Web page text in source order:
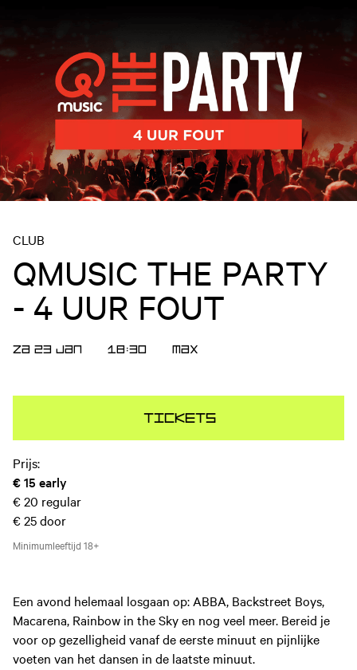
CLUB
QMUSIC THE PARTY
- 4 UUR FOUT
ZA 23 JAN 18:30 MAX
Tickets
Prijs:
€ 15 early
€ 20 regular
€ 25door
Minimumleeftijd 18+
Een avond helemaal losgaan op: ABBA, Backstreet Boys,
Macarena, Rainbow in the Sky en nog veel meer. Bereid je
voor op gezelligheid vanaf de eerste minuut en pijnlijke
voeten van het dansen in de laatste minuut.